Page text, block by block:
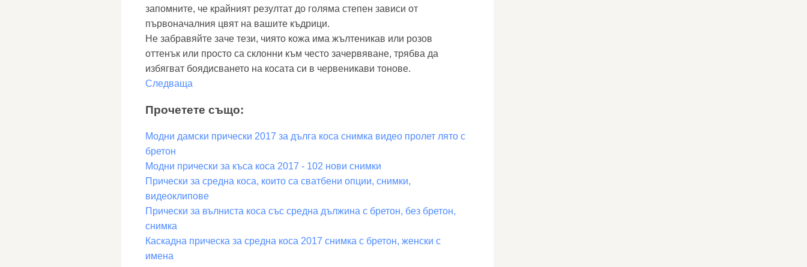
запомните, че крайният резултат до голяма степен зависи от
първоначалния цвят на вашите къдрици.
Не забравяйте заче тези, чиято кожа има жълтеникав или розов
оттенък или просто са склонни към често зачервяване, трябва да
избягват боядисването на косата си в червеникави тонове.
Следваща
Прочетете също:
Модни дамски прически 2017 за дълга коса снимка видео пролет лято с
бретон
Модни прически за къса коса 2017 - 102 нови снимки
Прически за средна коса, които са сватбени опции, снимки,
видеоклипове
Прически за вълниста коса със средна дължина с бретон, без бретон,
снимка
Каскадна прическа за средна коса 2017 снимка с бретон, женски с
имена